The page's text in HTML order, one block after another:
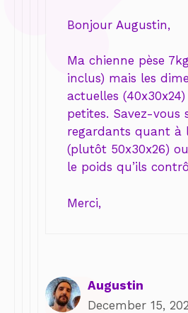
Bonjour Augustin,
Ma chienne pèse
inclus) mais les
actuelles
petites. Savez-vous
regardants quant à
(plutôt 50x30x26)
le poids qu’ils
Merci,
Augustin
December 15,